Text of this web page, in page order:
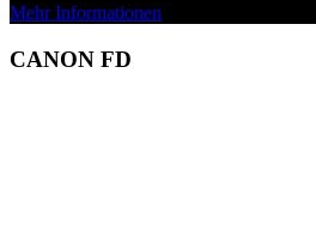
Mehr Informationen
CANON FD